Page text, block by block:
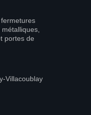
portes de
Villacoublay